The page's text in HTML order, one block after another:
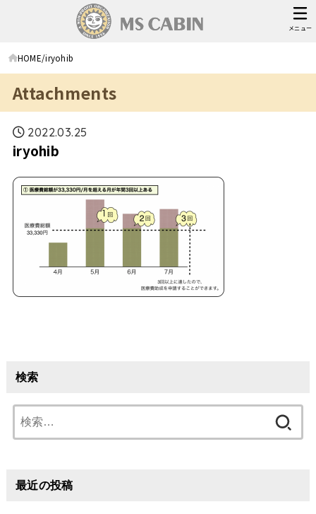
メニュー
HOME iryohib
Attachments
2022.03.25
iryohib
検索
索:
最近の投稿